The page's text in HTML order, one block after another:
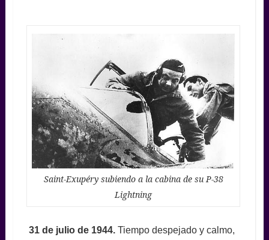
Saint-Exupéry subiendo a la cabina de su P-38
Lightning
31 de julio de 1944.Tiempo despejado y calmo,